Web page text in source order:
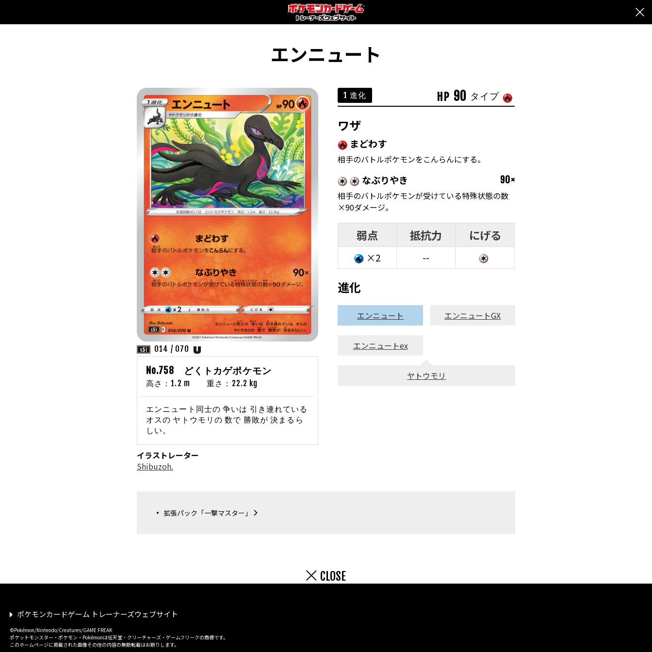
エンニュート
014 / 070
No.758 どくトカゲポケモン
高さ：1.2 m 重さ：22.2 kg
エンニュート同士の 争いは 引き連れている
オスの ヤトウモリの 数で 勝敗が 決まるら
しい。
イラストレーター
Shibuzoh.
1 進化 HP 90 タイプ
ワザ
まどわす
相手のバトルポケモンをこんらんにする。
なぶりやき
90×
相手のバトルポケモンが受けている特殊状態の数
×90ダメージ。
弱点 抵抗力 にげる
×2 --
進化
エンニュート エンニュートGX
エンニュートex
ヤトウモリ
拡張パック「一撃マスター」
CLOSE
ポケモンカードゲーム トレーナーズウェブサイト
©Pokémon/Nintendo/Creatures/GAME FREAK
ポケットモンスター・ポケモン・Pokémonは任天堂・クリーチャーズ・ゲームフリークの商標です。
このホームページに掲載された画像その他の内容の無断転載はお断りします。